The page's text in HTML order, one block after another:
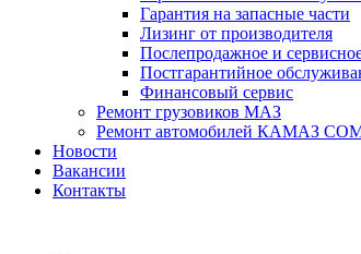
Гарантия на запасные части
Лизинг от производителя
Послепродажное и
Постгарантийное
Финансовый сервис
Ремонт грузовиков МАЗ
Ремонт автомобилей КАМАЗ
Новости
Вакансии
Контакты